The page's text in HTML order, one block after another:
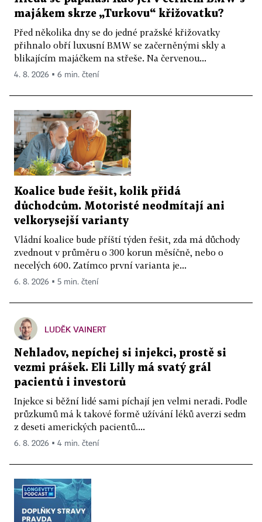
majákem skrze „Turkovu“ křižovatku?
Před několika dny se do jedné pražské křižovatky
přihnalo obří luxusní BMW se začerněnými skly a
blikajícím majáčkem na střeše. Na červenou...
4. 8. 2026 ▪ 6 min. čtení
Koalice bude řešit, kolik přidá
důchodcům. Motoristé neodmítají ani
velkorysejší varianty
Vládní koalice bude příští týden řešit, zda má důchody
zvednout v průměru o 300 korun měsíčně, nebo o
necelých 600. Zatímco první varianta je...
6. 8. 2026 ▪ 5 min. čtení
LUDĚK VAINERT
Nehladov, nepíchej si injekci, prostě si
vezmi prášek. Eli Lilly má svatý grál
pacientů i investorů
Injekce si běžní lidé sami píchají jen velmi neradi. Podle
průzkumů má k takové formě užívání léků averzi sedm
z deseti amerických pacientů....
6. 8. 2026 ▪ 4 min. čtení